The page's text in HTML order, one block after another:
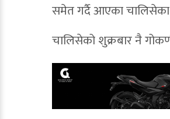
समेत गर्दै आएका चालिसेका
चालिसेको शुक्रबार नै